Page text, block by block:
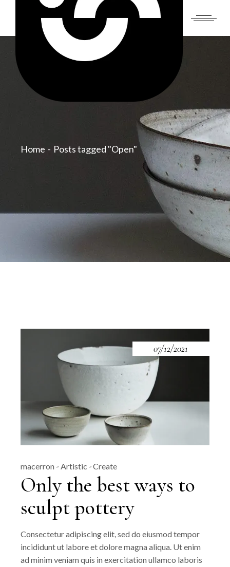
Home Posts tagged "Open"
07/12/2021
macerron Artistic Create
Only the best ways to
sculpt pottery
Consectetur adipiscing elit, sed do eiusmod tempor
incididunt ut labore et dolore magna aliqua. Ut enim
ad minim veniam quis in exercitation ullamco laboris